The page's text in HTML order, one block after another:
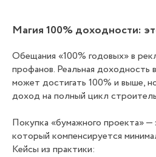
Магия 100% доходности:
Обещания «100% годовых» в
профанов. Реальная доходность
может достигать 100% и выше,
доход на полный цикл
Покупка «бумажного проекта» —
который компенсируется
Кейсы из практики: